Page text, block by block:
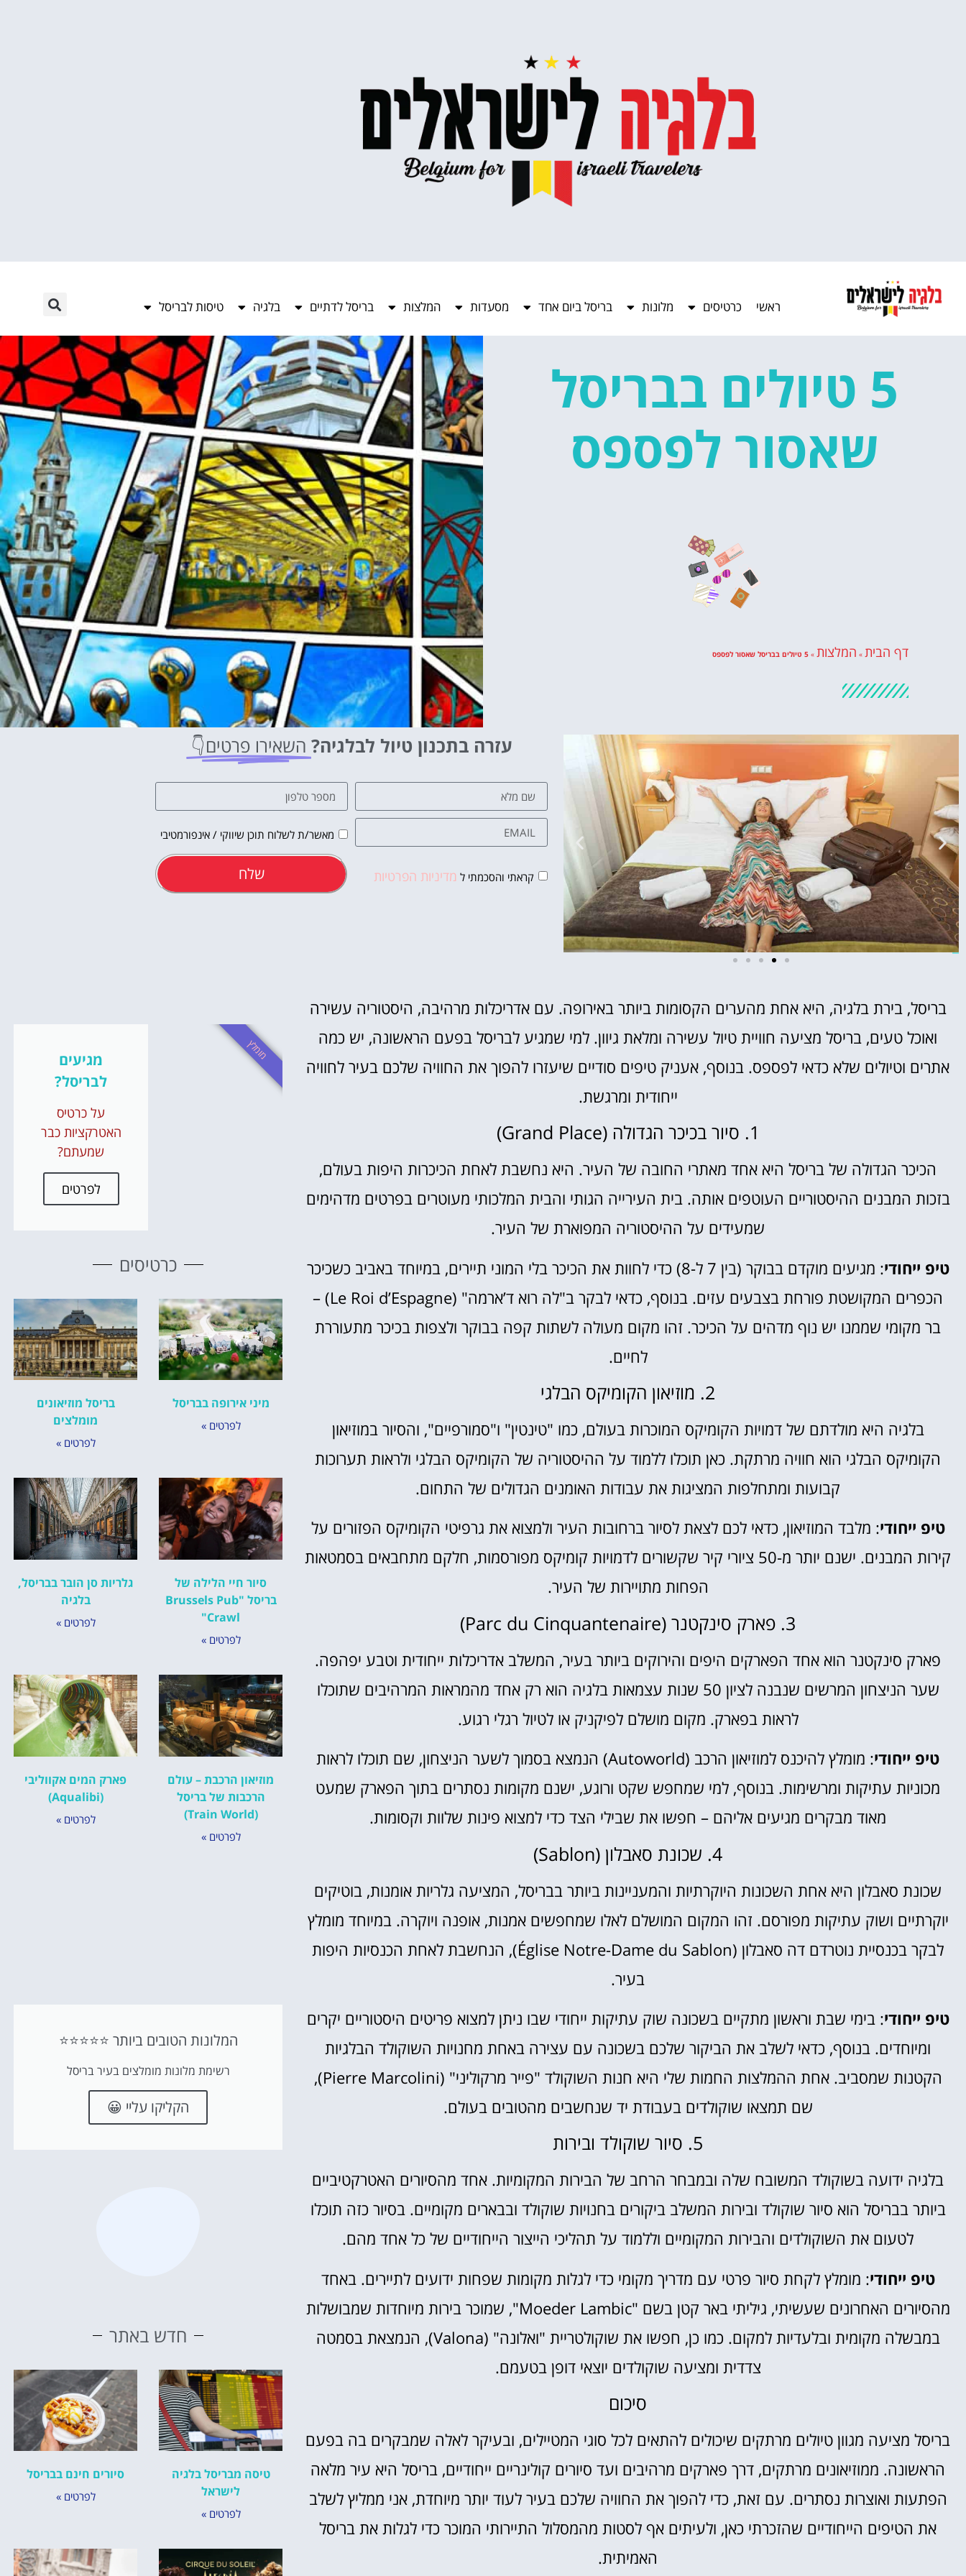
ראשי כרטיסים מלונות בריסל ביום אחד מסעדות המלצות בריסל לדתיים בלגיה טיסות לבריסל
5 טיולים בבריסל
שאסור לפספס
דף הבית » המלצות » 5 טיולים בבריסל שאסור לפספס
מלונות
מומלץ?
לחצו
אטרקציות
וסיורים
עזרה בתכנון טיול לבלגיה? השאירו פרטים👇
מאשר/ת לשלוח תוכן שיווקי / אינפורמטיבי
קראתי והסכמתי ל מדיניות הפרטיות שלח
בריסל, בירת בלגיה, היא אחת מהערים הקסומות ביותר באירופה. עם אדריכלות מרהיבה, היסטוריה עשירה
ואוכל טעים, בריסל מציעה חוויית טיול עשירה ומלאת גיוון. למי שמגיע לבריסל בפעם הראשונה, יש כמה
אתרים וטיולים שלא כדאי לפספס. בנוסף, אעניק טיפים סודיים שיעזרו להפוך את החוויה שלכם בעיר לחוויה
ייחודית ומרגשת.
1. סיור בכיכר הגדולה (Grand Place)
הכיכר הגדולה של בריסל היא אחד מאתרי החובה של העיר. היא נחשבת לאחת הכיכרות היפות בעולם,
בזכות המבנים ההיסטוריים העוטפים אותה. בית העירייה הגותי והבית המלכותי מעוטרים בפרטים מדהימים
שמעידים על ההיסטוריה המפוארת של העיר.
טיפ ייחודי
: מגיעים מוקדם בבוקר (בין 7 ל-8) כדי לחוות את הכיכר בלי המוני תיירים, במיוחד באביב כשכיכר
הכפרים המקושטת פורחת בצבעים עזים. בנוסף, כדאי לבקר ב"לה רוא ד’ארמה" (Le Roi d’Espagne) –
בר מקומי שממנו יש נוף מדהים על הכיכר. זהו מקום מעולה לשתות קפה בבוקר ולצפות בכיכר מתעוררת
לחיים.
2. מוזיאון הקומיקס הבלגי
בלגיה היא מולדתם של דמויות הקומיקס המוכרות בעולם, כמו "טינטין" ו"סמורפיים", והסיור במוזיאון
הקומיקס הבלגי הוא חוויה מרתקת. כאן תוכלו ללמוד על ההיסטוריה של הקומיקס הבלגי ולראות תערוכות
קבועות ומתחלפות המציגות את עבודות האומנים הגדולים של התחום.
טיפ ייחודי: מלבד המוזיאון, כדאי לכם לצאת לסיור ברחובות העיר ולמצוא את גרפיטי הקומיקס הפזורים על
קירות המבנים. ישנם יותר מ-50 ציורי קיר שקשורים לדמויות קומיקס מפורסמות, חלקם מתחבאים בסמטאות
הפחות מתויירות של העיר.
3. פארק סינקטנר (Parc du Cinquantenaire)
פארק סינקטנר הוא אחד הפארקים היפים והירוקים ביותר בעיר, המשלב אדריכלות ייחודית וטבע יפהפה.
שער הניצחון המרשים שנבנה לציון 50 שנות עצמאות בלגיה הוא רק אחד מהמראות המרהיבים שתוכלו
לראות בפארק. מקום מושלם לפיקניק או לטיול רגלי רגוע.
טיפ ייחודי
: מומלץ להיכנס למוזיאון הרכב (Autoworld) הנמצא בסמוך לשער הניצחון, שם תוכלו לראות
מכוניות עתיקות ומרשימות. בנוסף, למי שמחפש שקט ורוגע, ישנם מקומות נסתרים בתוך הפארק שמעט
מאוד מבקרים מגיעים אליהם – חפשו את שבילי הצד כדי למצוא פינות שלוות וקסומות.
4. שכונת סאבלון (Sablon)
שכונת סאבלון היא אחת השכונות היוקרתיות והמעניינות ביותר בבריסל, המציעה גלריות אומנות, בוטיקים
יוקרתיים ושוק עתיקות מפורסם. זהו המקום המושלם לאלו שמחפשים אמנות, אופנה ויוקרה. במיוחד מומלץ
לבקר בכנסיית נוטרדם דה סאבלון (Église Notre-Dame du Sablon), הנחשבת לאחת הכנסיות היפות
בעיר.
טיפ ייחודי: בימי שבת וראשון מתקיים בשכונה שוק עתיקות ייחודי שבו ניתן למצוא פריטים היסטוריים יקרים
ומיוחדים. בנוסף, כדאי לשלב את הביקור שלכם בשכונה עם עצירה באחת מחנויות השוקולד הבלגיות
הקטנות שמסביב. אחת ההמלצות החמות שלי היא חנות השוקולד "פייר מרקוליני" (Pierre Marcolini),
שם תמצאו שוקולדים בעבודת יד שנחשבים מהטובים בעולם.
5. סיור שוקולד ובירות
בלגיה ידועה בשוקולד המשובח שלה ובמבחר הרחב של הבירות המקומיות. אחד מהסיורים האטרקטיביים
ביותר בבריסל הוא סיור שוקולד ובירות המשלב ביקורים בחנויות שוקולד ובבארים מקומיים. בסיור כזה תוכלו
לטעום את השוקולדים והבירות המקומיים וללמוד על תהליכי הייצור הייחודיים של כל אחד מהם.
טיפ ייחודי: מומלץ לקחת סיור פרטי עם מדריך מקומי כדי לגלות מקומות שפחות ידועים לתיירים. באחד
מהסיורים האחרונים שעשיתי, גיליתי באר קטן בשם "Moeder Lambic", שמוכר בירות מיוחדות שמבושלות
במבשלה מקומית ובלעדיות למקום. כמו כן, חפשו את שוקולטריית "ואלונה" (Valona), הנמצאת בסמטה
צדדית ומציעה שוקולדים יוצאי דופן בטעמם.
סיכום
בריסל מציעה מגוון טיולים מרתקים שיכולים להתאים לכל סוגי המטיילים, ובעיקר לאלה שמבקרים בה בפעם
הראשונה. ממוזיאונים מרתקים, דרך פארקים מרהיבים ועד סיורים קולינריים ייחודיים, בריסל היא עיר מלאה
הפתעות ואוצרות נסתרים. עם זאת, כדי להפוך את החוויה שלכם בעיר לעוד יותר מיוחדת, אני ממליץ לשלב
את הטיפים הייחודיים שהזכרתי כאן, ולעיתים אף לסטות מהמסלול התיירותי המוכר כדי לגלות את בריסל
האמיתית.
מגיעים
לבריסל?
על כרטיס
האטרקציות כבר
שמעתם?
לפרטים
מומלץ
כרטיסים
מיני אירופה בבריסל
לפרטים »
בריסל מוזיאונים
מומלצים
לפרטים »
סיור חיי הלילה של
בריסל "Brussels Pub
Crawl"
לפרטים »
גלריות סן הובר בבריסל,
בלגיה
לפרטים »
מוזיאון הרכבת – עולם
הרכבות של בריסל
(Train World)
לפרטים »
פארק המים אקווליבי
(Aqualibi)
לפרטים »
המלונות הטובים ביותר ⭐⭐⭐⭐⭐
רשימת מלונות מומלצים בעיר בריסל
הקליקו עליי 😀
חדש באתר
טיסה מבריסל בלגיה
לישראל
לפרטים »
סיורים חינם בבריסל
לפרטים »